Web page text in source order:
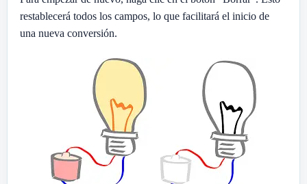
restablecerá todos los campos, lo que facilitará el inicio de
una nueva conversión.